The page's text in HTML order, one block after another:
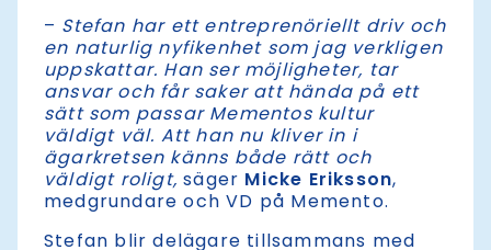
– Stefan har ett entreprenöriellt driv och
en naturlig nyfikenhet som jag verkligen
uppskattar. Han ser möjligheter, tar
ansvar och får saker att hända på ett
sätt som passar Mementos kultur
väldigt väl. Att han nu kliver in i
ägarkretsen känns både rätt och
väldigt roligt, säger Micke Eriksson,
medgrundare och VD på Memento.
Stefan blir delägare tillsammans med